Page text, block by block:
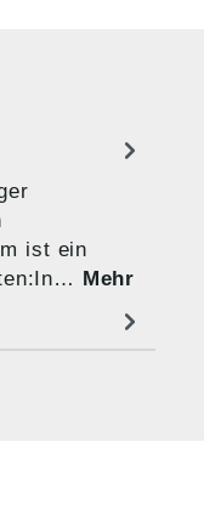
ist ein
Mehr